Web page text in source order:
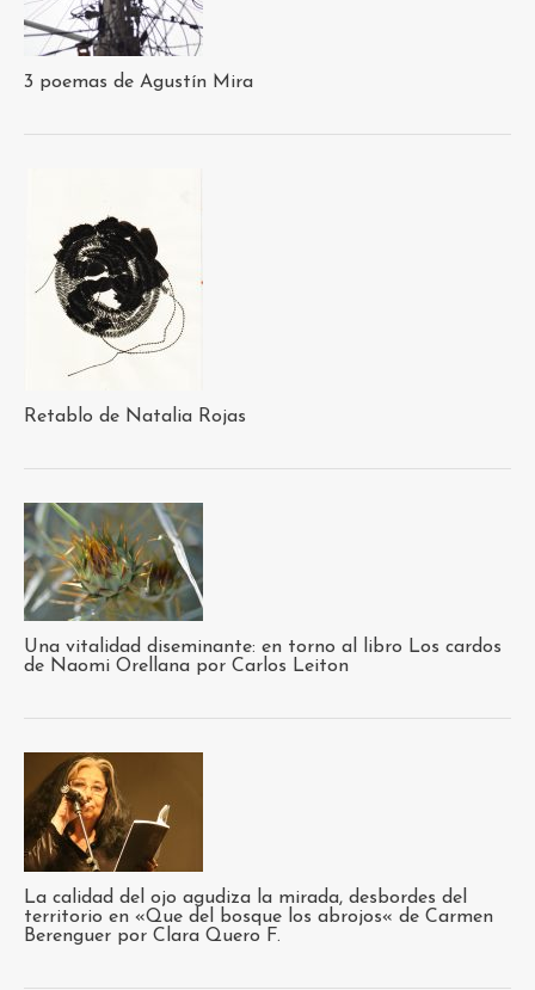
3 poemas de Agustín Mira
Retablo de Natalia Rojas
Una vitalidad diseminante: en torno al libro Los cardos
de Naomi Orellana por Carlos Leiton
La calidad del ojo agudiza la mirada, desbordes del
territorio en «Que del bosque los abrojos« de Carmen
Berenguer por Clara Quero F.